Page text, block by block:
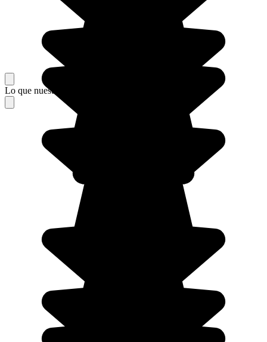
Lo que nuestros viajeros piensan de su estancia